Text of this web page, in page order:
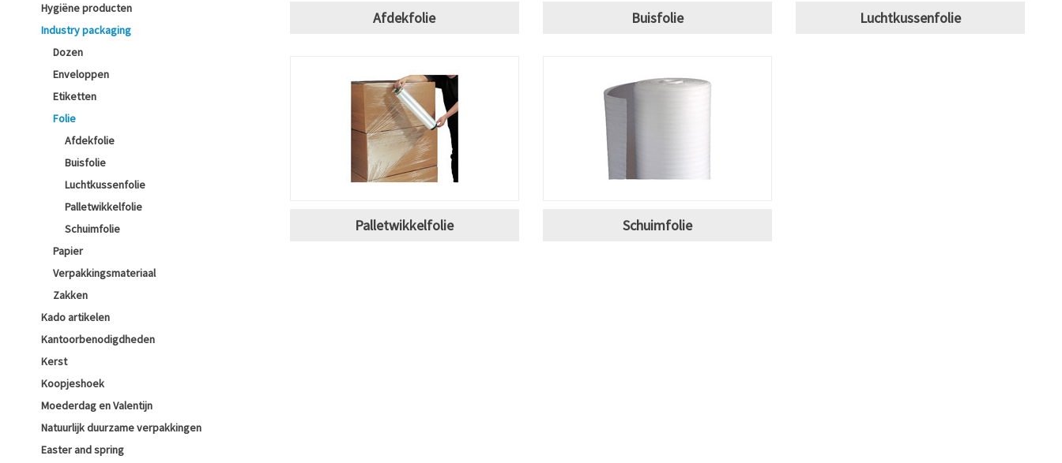
Hygiëne producten
Industry packaging
Dozen
Enveloppen
Etiketten
Folie
Afdekfolie
Buisfolie
Luchtkussenfolie
Palletwikkelfolie
Schuimfolie
Papier
Verpakkingsmateriaal
Zakken
Kado artikelen
Kantoorbenodigdheden
Kerst
Koopjeshoek
Moederdag en Valentijn
Natuurlijk duurzame verpakkingen
Easter and spring
Afdekfolie Buisfolie Luchtkussenfolie
Palletwikkelfolie Schuimfolie